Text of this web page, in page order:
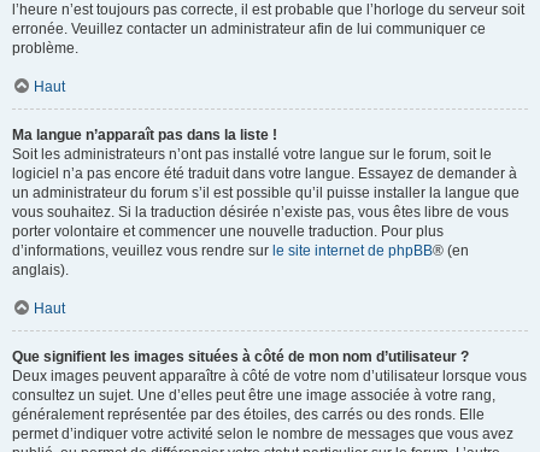
l’heure n’est toujours pas correcte, il est probable que l’horloge du serveur soit
erronée. Veuillez contacter un administrateur afin de lui communiquer ce
problème.
Haut
Ma langue n’apparaît pas dans la liste !
Soit les administrateurs n’ont pas installé votre langue sur le forum, soit le
logiciel n’a pas encore été traduit dans votre langue. Essayez de demander à
un administrateur du forum s’il est possible qu’il puisse installer la langue que
vous souhaitez. Si la traduction désirée n’existe pas, vous êtes libre de vous
porter volontaire et commencer une nouvelle traduction. Pour plus
d’informations, veuillez vous rendre sur le site internet de phpBB® (en
anglais).
Haut
Que signifient les images situées à côté de mon nom d’utilisateur ?
Deux images peuvent apparaître à côté de votre nom d’utilisateur lorsque vous
consultez un sujet. Une d’elles peut être une image associée à votre rang,
généralement représentée par des étoiles, des carrés ou des ronds. Elle
permet d’indiquer votre activité selon le nombre de messages que vous avez